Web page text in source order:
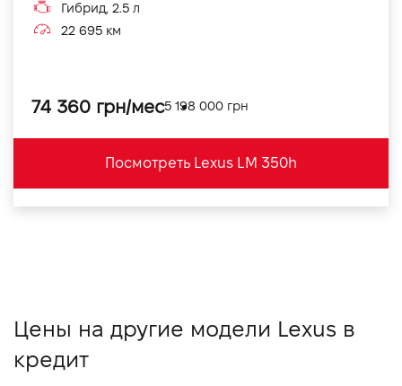
Гибрид, 2.5 л
22 695 км
74 360 грн/мес5 198 000 грн
Посмотреть Lexus LM 350h
Цены на другие модели Lexus в
кредит